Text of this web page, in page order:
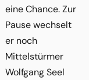
eine Chance. Zur
Pause wechselt
er noch
Mittelstürmer
Wolfgang Seel